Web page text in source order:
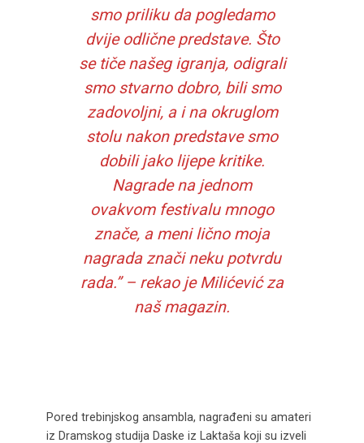
smo priliku da pogledamo
dvije odlične predstave. Što
se tiče našeg igranja, odigrali
smo stvarno dobro, bili smo
zadovoljni, a i na okruglom
stolu nakon predstave smo
dobili jako lijepe kritike.
Nagrade na jednom
ovakvom festivalu mnogo
znače, a meni lično moja
nagrada znači neku potvrdu
rada.” – rekao je Milićević za
naš magazin.
Pored trebinjskog ansambla, nagrađeni su amateri
iz Dramskog studija Daske iz Laktaša koji su izveli